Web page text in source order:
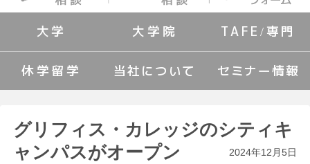
大学 大学院 TAFE/専門
休学留学 当社について セミナー情報
グリフィス・カレッジのシティキ
ャンパスがオープン
2024年12月5日